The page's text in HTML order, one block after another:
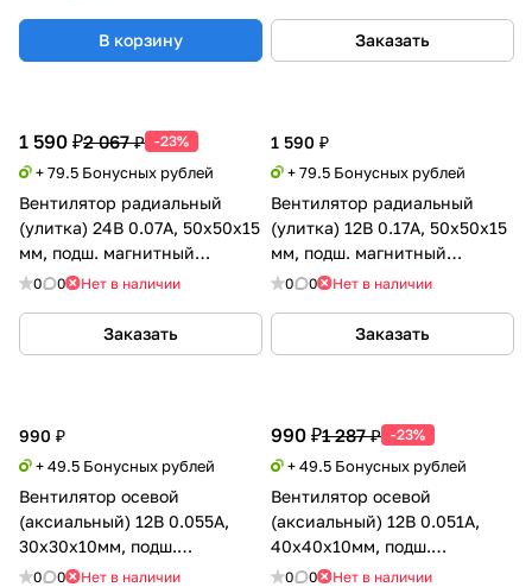
В корзину Заказать
1 590 ₽2 067 ₽ -23%
+ 79.5 Бонусных рублей
Вентилятор радиальный
(улитка) 24В 0.07А, 50х50х15
мм, подш. магнитный
(MagLev), Sunon
0 0 Нет в наличии
Заказать
1 590 ₽
+ 79.5 Бонусных рублей
Вентилятор радиальный
(улитка) 12В 0.17А, 50х50х15
мм, подш. магнитный
(MagLev), Sunon
0 0 Нет в наличии
Заказать
990 ₽
+ 49.5 Бонусных рублей
Вентилятор осевой
(аксиальный) 12В 0.055А,
30х30х10мм, подш.
магнитный (MagLev), Sunon
0 0 Нет в наличии
990 ₽1 287 ₽ -23%
+ 49.5 Бонусных рублей
Вентилятор осевой
(аксиальный) 12В 0.051А,
40х40х10мм, подш.
магнитный (MagLev), Sunon
0 0 Нет в наличии